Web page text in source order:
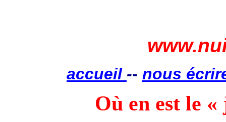
accueil -- nous
Où en est le